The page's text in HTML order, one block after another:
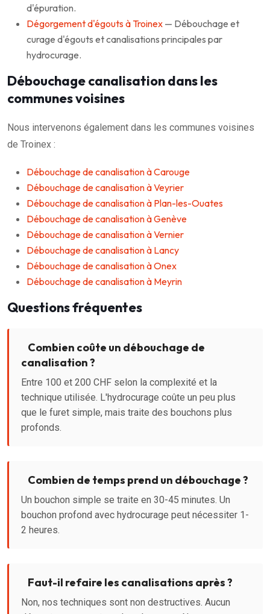
d'épuration.
Dégorgement d'égouts à Troinex — Débouchage et
curage d'égouts et canalisations principales par
hydrocurage.
Débouchage canalisation dans les
communes voisines
Nous intervenons également dans les communes voisines
de Troinex :
Débouchage de canalisation à Carouge
Débouchage de canalisation à Veyrier
Débouchage de canalisation à Plan-les-Ouates
Débouchage de canalisation à Genève
Débouchage de canalisation à Vernier
Débouchage de canalisation à Lancy
Débouchage de canalisation à Onex
Débouchage de canalisation à Meyrin
Questions fréquentes
Combien coûte un débouchage de
canalisation ?
Entre 100 et 200 CHF selon la complexité et la
technique utilisée. L'hydrocurage coûte un peu plus
que le furet simple, mais traite des bouchons plus
profonds.
Combien de temps prend un débouchage ?
Un bouchon simple se traite en 30-45 minutes. Un
bouchon profond avec hydrocurage peut nécessiter 1-
2 heures.
Faut-il refaire les canalisations après ?
Non, nos techniques sont non destructives. Aucun